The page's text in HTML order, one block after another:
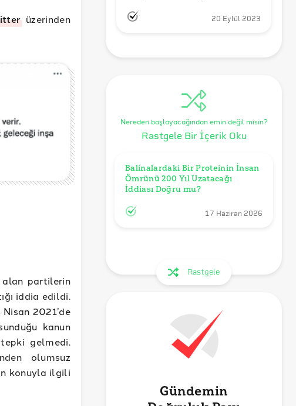
üzerinden
alan partilerin
iddia edildi.
2021’de
kanun
gelmedi.
olumsuz
konuyla ilgili
20 Eylül 2023
Nereden başlayacağından emin değil misin?
Rastgele Bir İçerik Oku
Balinalardaki Bir Proteinin İnsan
Ömrünü 200 Yıl Uzatacağı
İddiası Doğru mu?
17 Haziran 2026
Rastgele
Gündemin